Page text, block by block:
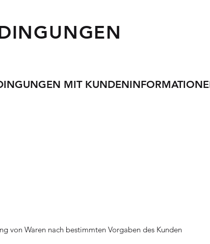
MIT
von Waren nach bestimmten Vorgaben des Kunden